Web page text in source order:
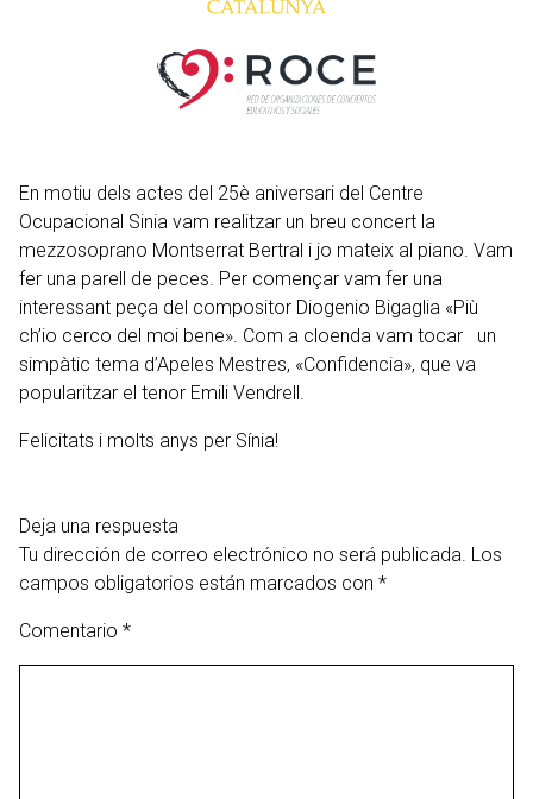
En motiu dels actes del 25è aniversari del Centre
Ocupacional Sinia vam realitzar un breu concert la
mezzosoprano Montserrat Bertral i jo mateix al piano. Vam
fer una parell de peces. Per començar vam fer una
interessant peça del compositor Diogenio Bigaglia «Più
ch’io cerco del moi bene». Com a cloenda vam tocar un
simpàtic tema d’Apeles Mestres, «Confidencia», que va
popularitzar el tenor Emili Vendrell.
Felicitats i molts anys per Sínia!
Deja una respuesta
Tu dirección de correo electrónico no será publicada. Los
campos obligatorios están marcados con *
Comentario *